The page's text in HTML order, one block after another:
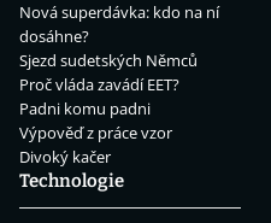
Nová superdávka: kdo na ní
dosáhne?
Sjezd sudetských Němců
Proč vláda zavádí EET?
Padni komu padni
Výpověď z práce vzor
Divoký kačer
Technologie